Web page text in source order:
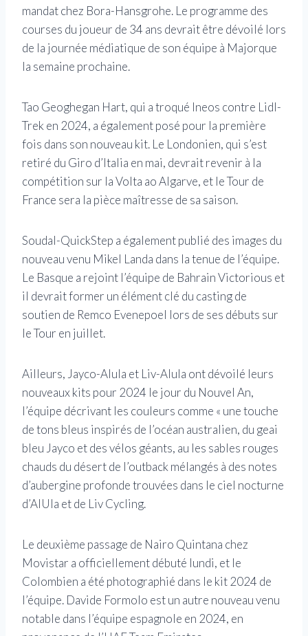
mandat chez Bora-Hansgrohe. Le programme des
courses du joueur de 34 ans devrait être dévoilé lors
de la journée médiatique de son équipe à Majorque
la semaine prochaine.
Tao Geoghegan Hart, qui a troqué Ineos contre Lidl-
Trek en 2024, a également posé pour la première
fois dans son nouveau kit. Le Londonien, qui s’est
retiré du Giro d’Italia en mai, devrait revenir à la
compétition sur la Volta ao Algarve, et le Tour de
France sera la pièce maîtresse de sa saison.
Soudal-QuickStep a également publié des images du
nouveau venu Mikel Landa dans la tenue de l’équipe.
Le Basque a rejoint l’équipe de Bahrain Victorious et
il devrait former un élément clé du casting de
soutien de Remco Evenepoel lors de ses débuts sur
le Tour en juillet.
Ailleurs, Jayco-Alula et Liv-Alula ont dévoilé leurs
nouveaux kits pour 2024 le jour du Nouvel An,
l’équipe décrivant les couleurs comme « une touche
de tons bleus inspirés de l’océan australien, du geai
bleu Jayco et des vélos géants, au les sables rouges
chauds du désert de l’outback mélangés à des notes
d’aubergine profonde trouvées dans le ciel nocturne
d’AlUla et de Liv Cycling.
Le deuxième passage de Nairo Quintana chez
Movistar a officiellement débuté lundi, et le
Colombien a été photographié dans le kit 2024 de
l’équipe. Davide Formolo est un autre nouveau venu
notable dans l’équipe espagnole en 2024, en